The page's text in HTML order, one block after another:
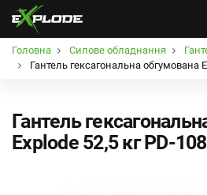
Головна Силове обладнання
Гантель гексагональна обгумована
Гантель
Explode 52,5 кг PD-